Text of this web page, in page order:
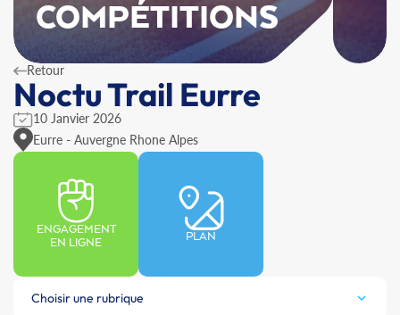
COMPÉTITIONS
Retour
Noctu Trail Eurre
10 Janvier 2026
Eurre - Auvergne Rhone Alpes
ENGAGEMENT
EN LIGNE
PLAN
Choisir une rubrique